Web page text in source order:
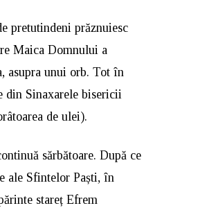
pretutindeni prăznuiesc
Maica Domnului a
asupra unui orb. Tot în
din Sinaxarele bisericii
de ulei).
sărbătoare. După ce
ale Sfintelor Paști, în
stareț Efrem